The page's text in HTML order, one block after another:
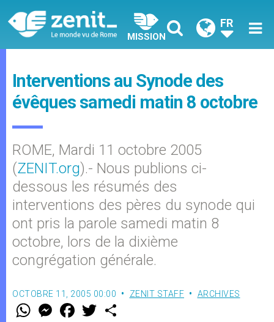
MISSION
FR
Interventions au Synode des
évêques samedi matin 8 octobre
ROME, Mardi 11 octobre 2005
(ZENIT.org).- Nous publions ci-
dessous les résumés des
interventions des pères du synode qui
ont pris la parole samedi matin 8
octobre, lors de la dixième
congrégation générale.
OCTOBRE 11, 2005 00:00 ZENIT STAFF ARCHIVES
W M
e
F
a w